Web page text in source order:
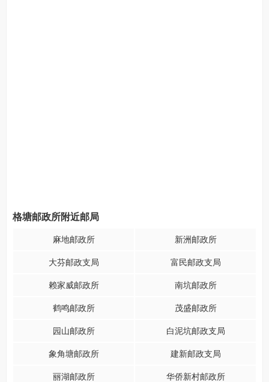
格塘邮政所附近邮局
麻地邮政所 新洲邮政所
大芬邮政支局 富民邮政支局
赖家威邮政所 南坑邮政所
鹤鸣邮政所 茂盛邮政所
园山邮政所 白泥坑邮政支局
象角塘邮政所 建新邮政支局
丽湖邮政所 华侨新村邮政所